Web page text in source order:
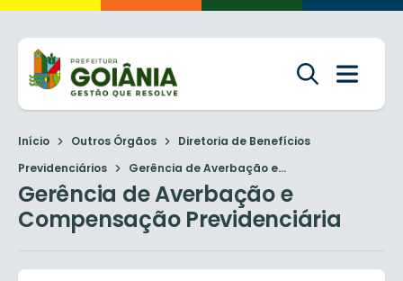
Início Outros Órgãos
Diretoria de Benefícios
Previdenciários
Gerência de Averbação e...
Gerência de Averbação e
Compensação Previdenciária